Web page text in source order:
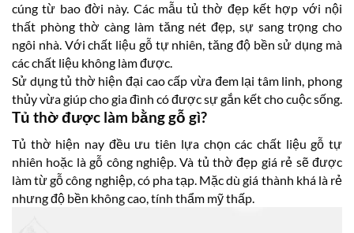
cúng từ bao đời này. Các mẫu tủ thờ đẹp kết hợp với nội
thất phòng thờ càng làm tăng nét đẹp, sự sang trọng cho
ngôi nhà. Với chất liệu gỗ tự nhiên, tăng độ bền sử dụng mà
các chất liệu không làm được.
Sử dụng tủ thờ hiện đại cao cấp vừa đem lại tâm linh, phong
thủy vừa giúp cho gia đình có được sự gắn kết cho cuộc sống.
Tủ thờ được làm bằng gỗ gì?
Tủ thờ hiện nay đều ưu tiên lựa chọn các chất liệu gỗ tự
nhiên hoặc là gỗ công nghiệp. Và tủ thờ đẹp giá rẻ sẽ được
làm từ gỗ công nghiệp, có pha tạp. Mặc dù giá thành khá là rẻ
nhưng độ bền không cao, tính thẩm mỹ thấp.